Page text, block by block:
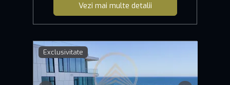
Vezi mai multe detalii
Exclusivitate